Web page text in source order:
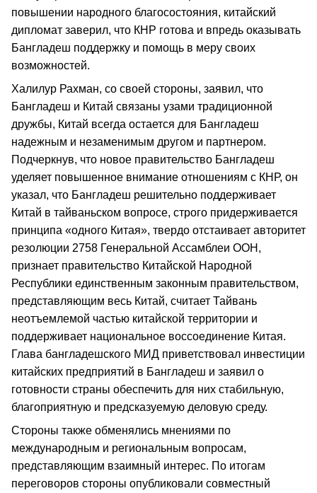
повышении народного благосостояния, китайский
дипломат заверил, что КНР готова и впредь оказывать
Бангладеш поддержку и помощь в меру своих
возможностей.
Халилур Рахман, со своей стороны, заявил, что
Бангладеш и Китай связаны узами традиционной
дружбы, Китай всегда остается для Бангладеш
надежным и незаменимым другом и партнером.
Подчеркнув, что новое правительство Бангладеш
уделяет повышенное внимание отношениям с КНР, он
указал, что Бангладеш решительно поддерживает
Китай в тайваньском вопросе, строго придерживается
принципа «одного Китая», твердо отстаивает авторитет
резолюции 2758 Генеральной Ассамблеи ООН,
признает правительство Китайской Народной
Республики единственным законным правительством,
представляющим весь Китай, считает Тайвань
неотъемлемой частью китайской территории и
поддерживает национальное воссоединение Китая.
Глава бангладешского МИД приветствовал инвестиции
китайских предприятий в Бангладеш и заявил о
готовности страны обеспечить для них стабильную,
благоприятную и предсказуемую деловую среду.
Стороны также обменялись мнениями по
международным и региональным вопросам,
представляющим взаимный интерес. По итогам
переговоров стороны опубликовали совместный